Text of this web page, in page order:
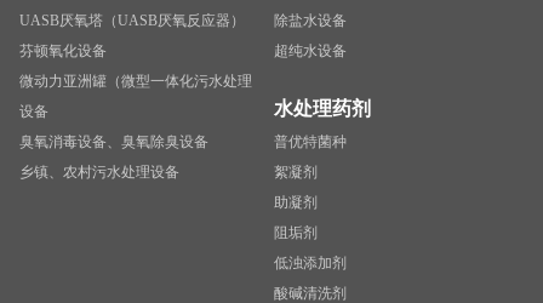
UASB厌氧塔（UASB厌氧反应器）
芬顿氧化设备
微动力亚洲罐（微型一体化污水处理
设备
臭氧消毒设备、臭氧除臭设备
乡镇、农村污水处理设备
除盐水设备
超纯水设备
水处理药剂
普优特菌种
絮凝剂
助凝剂
阻垢剂
低浊添加剂
酸碱清洗剂